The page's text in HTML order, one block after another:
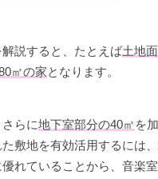
説すると、たとえば土地
㎡の家となります。
らに地下室部分の40㎡ を
敷地を有効活用するには
れていることから、音楽